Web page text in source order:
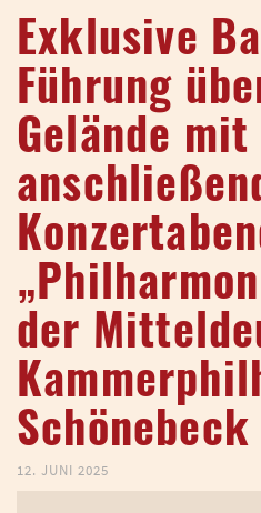
Exklusive
Führung
Gelände mit
der
Schönebeck
12. JUNI 2025